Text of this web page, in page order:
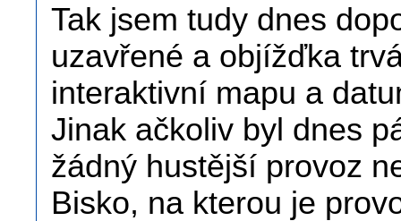
Tak jsem tudy dnes
uzavřené a objížďka
interaktivní mapu a
Jinak ačkoliv byl dnes
žádný hustější provoz
Bisko, na kterou je